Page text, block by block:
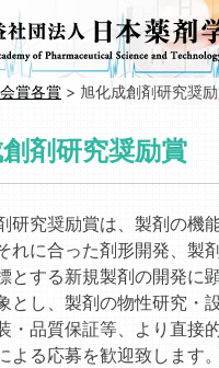
賞各賞 > 旭化成創剤研究奨
剤研究奨励賞
研究奨励賞は、製剤の機
れに合った剤形開発、製
とする新規製剤の開発に
とし、製剤の物性研究・
・品質保証等、より直接
よる応募を歓迎致します